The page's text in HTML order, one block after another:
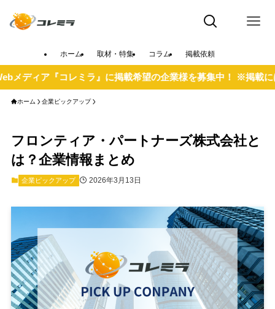
ホーム 取材・特集 コラム 掲載依頼
ィア『コレミラ』に掲載希望の企業様を募集中！ ※掲載には審
ホーム 企業ピックアップ
フロンティア・パートナーズ株式会社と
は？企業情報まとめ
企業ピックアップ 2026年3月13日